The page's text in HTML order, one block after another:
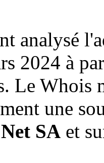
analysé
2024 à
Le Whois
une
SA et